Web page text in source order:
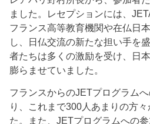
ました。レセプションには、
フランス高等教育機関や在仏日
し、日仏交流の新たな担い手を
者たちは多くの激励を受け、日
膨らませていました。
フランスからのJETプログラム
り、これまで300人あまりの方
た。また、JETプログラムへの